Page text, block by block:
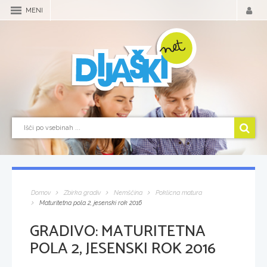
MENI
Domov Zbirka gradiv Nemščina
Poklicna matura
Maturitetna pola 2, jesenski rok 2016
GRADIVO:MATURITETNA
POLA 2, JESENSKI ROK 2016